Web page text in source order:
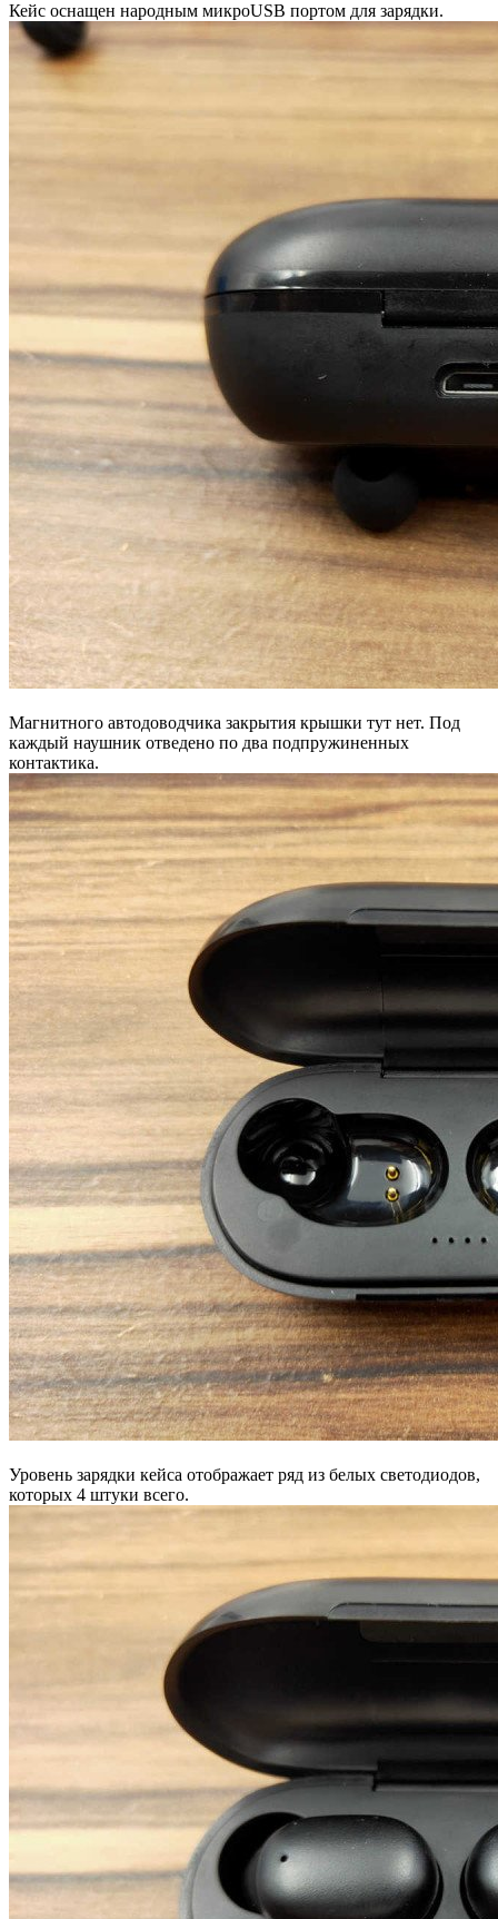
Кейс оснащен народным микроUSB портом для зарядки.
Магнитного автодоводчика закрытия крышки тут нет. Под
каждый наушник отведено по два подпружиненных
контактика.
Уровень зарядки кейса отображает ряд из белых светодиодов,
которых 4 штуки всего.